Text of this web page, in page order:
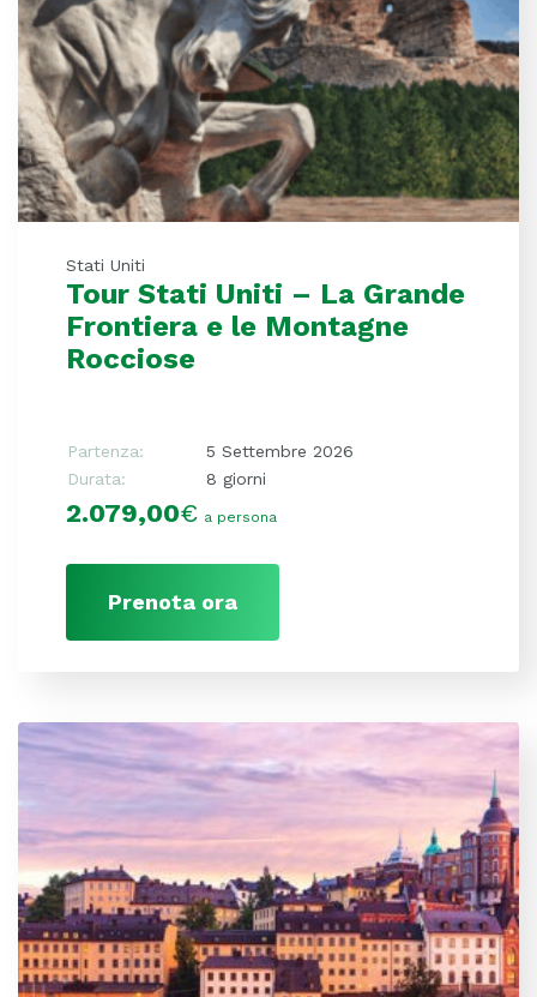
Stati Uniti
Tour Stati Uniti – La Grande
Frontiera e le Montagne
Rocciose
Partenza:
5 Settembre 2026
Durata:
8 giorni
2.079,00€ a persona
Prenota ora